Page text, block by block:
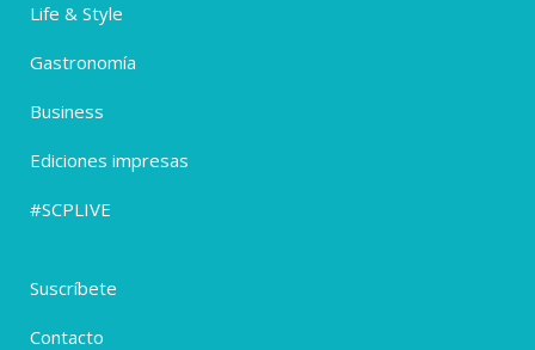
Life & Style
Gastronomía
Business
Ediciones impresas
#SCPLIVE
Suscríbete
Contacto